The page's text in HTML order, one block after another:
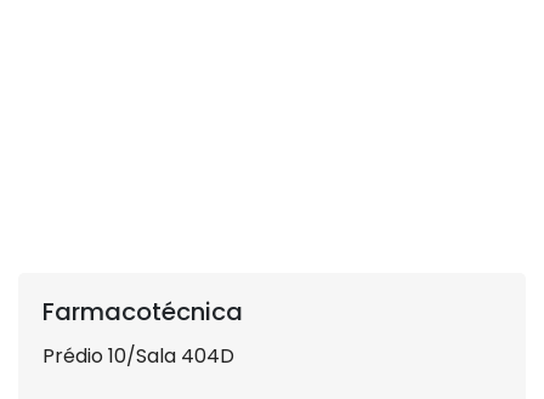
Farmacotécnica
Prédio 10/Sala 404D